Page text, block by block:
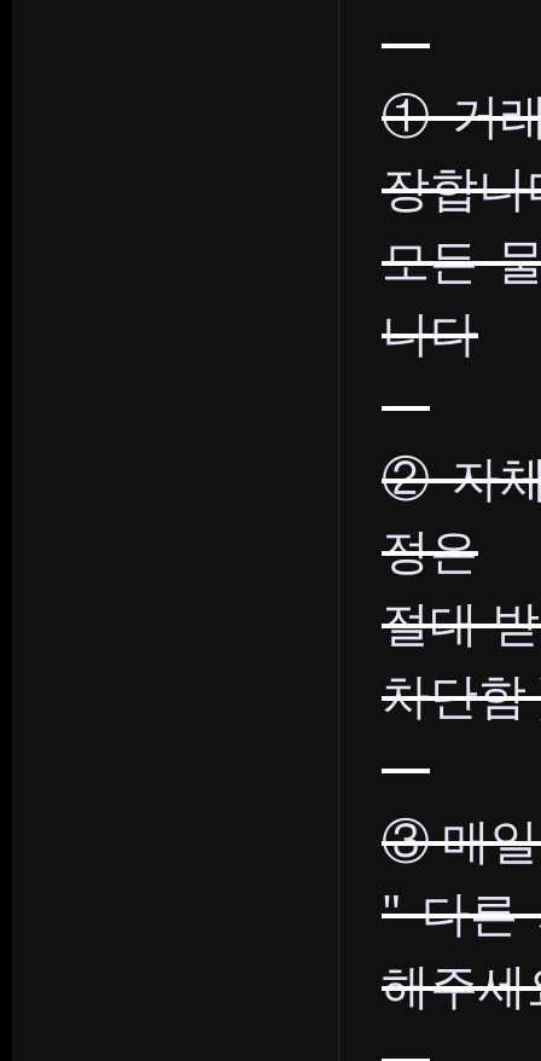
① 거
장합니
모든
니다
② 자
정은
절대
차단함
③ 매일
" 다른
해주